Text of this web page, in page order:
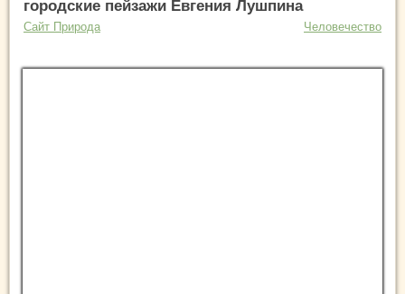
городские пейзажи Евгения Лушпина
Сайт Природа Человечество